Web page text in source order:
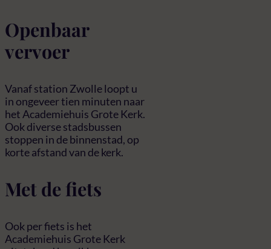
Openbaar
vervoer
Vanaf station Zwolle loopt u
in ongeveer tien minuten naar
het Academiehuis Grote Kerk.
Ook diverse stadsbussen
stoppen in de binnenstad, op
korte afstand van de kerk.
Met de fiets
Ook per fiets is het
Academiehuis Grote Kerk